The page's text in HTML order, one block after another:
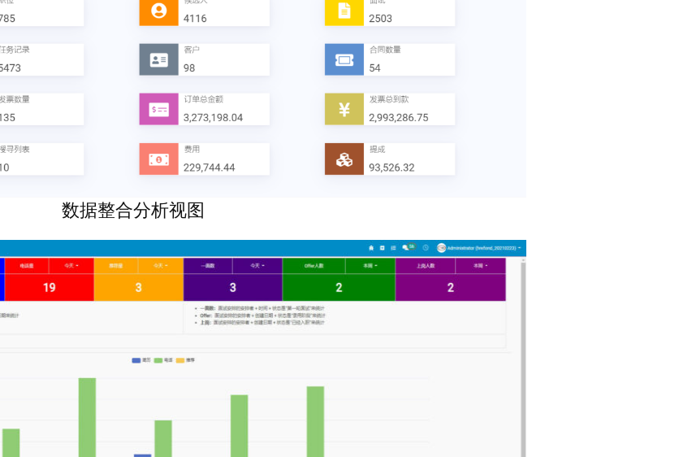
数据整合分析视图